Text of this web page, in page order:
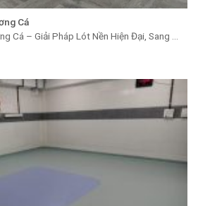
Cá
Cá – Giải Pháp Lót Nền Hiện Đại, Sang ...